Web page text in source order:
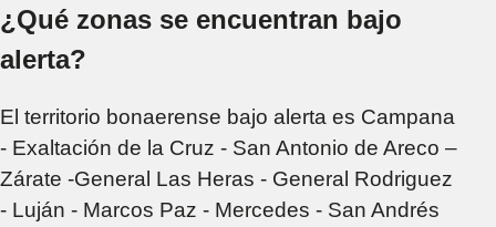
¿Qué zonas se encuentran bajo
alerta?
El territorio bonaerense bajo alerta es Campana
- Exaltación de la Cruz - San Antonio de Areco –
Zárate -General Las Heras - General Rodriguez
- Luján - Marcos Paz - Mercedes - San Andrés